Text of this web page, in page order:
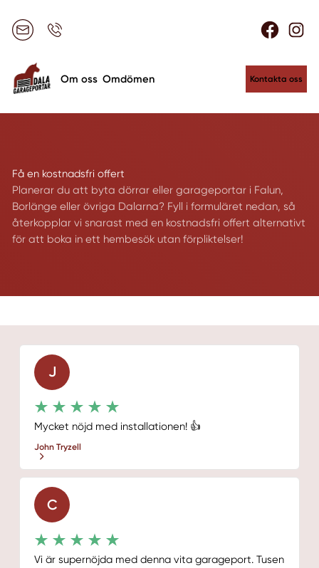
Om oss Omdömen Kontakta oss
Få en kostnadsfri offert
Planerar du att byta dörrar eller garageportar i Falun,
Borlänge eller övriga Dalarna? Fyll i formuläret nedan, så
återkopplar vi snarast med en kostnadsfri offert alternativt
för att boka in ett hembesök utan förpliktelser!
J
Mycket nöjd med installationen! 👍
John Tryzell
C
Vi är supernöjda med denna vita garageport. Tusen